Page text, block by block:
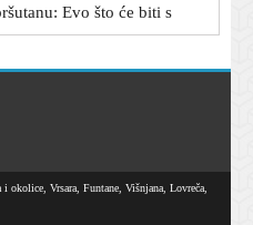
7. kolovoza 2026.
Hrvatske
ljetnu salatu od
10 minuta
7. kolovoza 2026.
Vrsara, Funtane, Višnjana, Lovreča,